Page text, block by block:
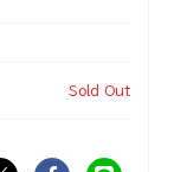
Sold Out